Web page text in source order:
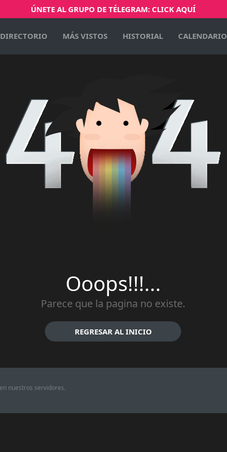
ÚNETE AL GRUPO DE TÉLEGRAM: CLICK AQUÍ
DIRECTORIO MÁS VISTOS HISTORIAL CALENDARIO
Ooops!!!...
Parece que la pagina no existe.
REGRESAR AL INICIO
nuestros servidores.